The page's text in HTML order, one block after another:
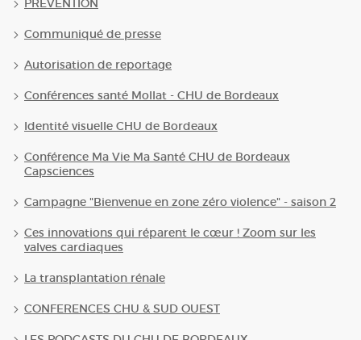
PREVENTION
Communiqué de presse
Autorisation de reportage
Conférences santé Mollat - CHU de Bordeaux
Identité visuelle CHU de Bordeaux
Conférence Ma Vie Ma Santé CHU de Bordeaux
Capsciences
Campagne "Bienvenue en zone zéro violence" - saison 2
Ces innovations qui réparent le cœur ! Zoom sur les
valves cardiaques
La transplantation rénale
CONFERENCES CHU & SUD OUEST